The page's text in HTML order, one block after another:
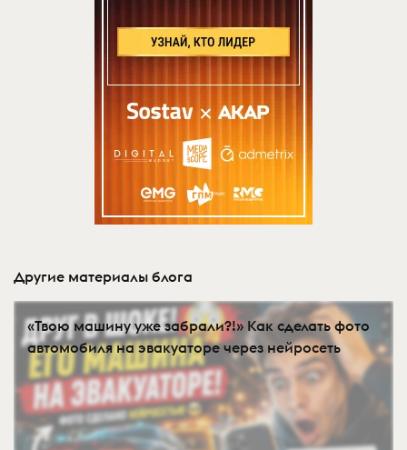
Другие материалы блога
«Твою машину уже забрали?!» Как сделать фото
автомобиля на эвакуаторе через нейросеть